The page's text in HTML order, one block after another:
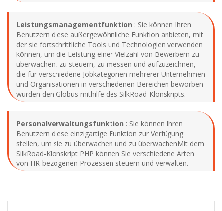
Leistungsmanagementfunktion : Sie können Ihren
Benutzern diese außergewöhnliche Funktion anbieten, mit
der sie fortschrittliche Tools und Technologien verwenden
können, um die Leistung einer Vielzahl von Bewerbern zu
überwachen, zu steuern, zu messen und aufzuzeichnen,
die für verschiedene Jobkategorien mehrerer Unternehmen
und Organisationen in verschiedenen Bereichen beworben
wurden den Globus mithilfe des SilkRoad-Klonskripts.
Personalverwaltungsfunktion : Sie können Ihren
Benutzern diese einzigartige Funktion zur Verfügung
stellen, um sie zu überwachen und zu überwachenMit dem
SilkRoad-Klonskript PHP können Sie verschiedene Arten
von HR-bezogenen Prozessen steuern und verwalten.